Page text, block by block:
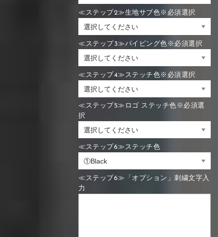
≪ステップ2≫生地サブ色※必須選択
≪ステップ3≫パイピング色※必須選択
≪ステップ4≫ステッチ色※必須選択
≪ステップ5≫ロゴ ステッチ色※必須選
択
≪ステップ6≫ステッチ色
≪ステップ6≫「オプション」刺繍文字入
力